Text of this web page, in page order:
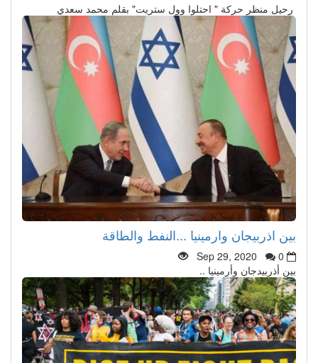
رحيل منظر حركة " احتلوا وول ستريت" بقلم محمد سعدي
بين اذربيجان وارمينيا ...النفط والطاقة
Sep 29, 2020
0
بين أذربيدجان وأرمينيا ..